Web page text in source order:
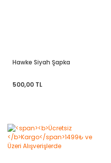
Hawke Siyah Şapka
500,00 TL